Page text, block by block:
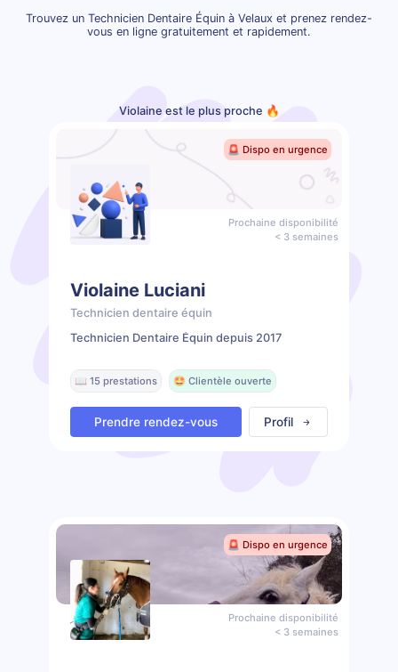
Trouvez un Technicien Dentaire Équin à Velaux et prenez rendez-
vous en ligne gratuitement et rapidement.
Violaine est le plus proche 🔥
🚨 Dispo en urgence
Prochaine disponibilité
< 3 semaines
Violaine Luciani
Technicien dentaire équin
Technicien Dentaire Équin depuis 2017
📖 15 prestations 🤩 Clientèle ouverte
Prendre rendez-vous Profil
🚨 Dispo en urgence
Prochaine disponibilité
< 3 semaines